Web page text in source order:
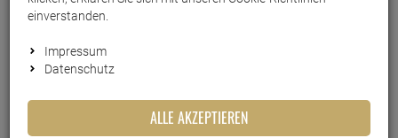
Wäscheparfüm
Dr.Beckmann Trockner-Ball &
Wäsche-Duft Spring 50ml
einverstanden.
Impressum
Datenschutz
ALLE AKZEPTIEREN